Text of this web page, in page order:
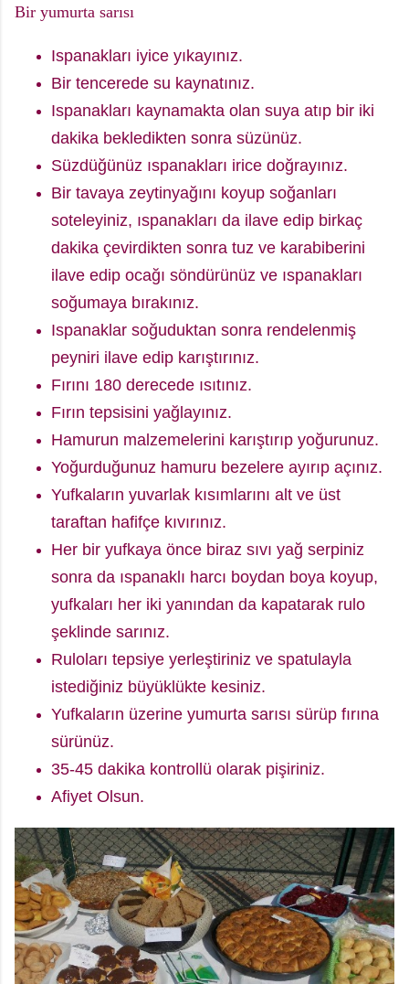
Bir yumurta sarısı
Ispanakları iyice yıkayınız.
Bir tencerede su kaynatınız.
Ispanakları kaynamakta olan suya atıp bir iki
dakika bekledikten sonra süzünüz.
Süzdüğünüz ıspanakları irice doğrayınız.
Bir tavaya zeytinyağını koyup soğanları
soteleyiniz, ıspanakları da ilave edip birkaç
dakika çevirdikten sonra tuz ve karabiberini
ilave edip ocağı söndürünüz ve ıspanakları
soğumaya bırakınız.
Ispanaklar soğuduktan sonra rendelenmiş
peyniri ilave edip karıştırınız.
Fırını 180 derecede ısıtınız.
Fırın tepsisini yağlayınız.
Hamurun malzemelerini karıştırıp yoğurunuz.
Yoğurduğunuz hamuru bezelere ayırıp açınız.
Yufkaların yuvarlak kısımlarını alt ve üst
taraftan hafifçe kıvırınız.
Her bir yufkaya önce biraz sıvı yağ serpiniz
sonra da ıspanaklı harcı boydan boya koyup,
yufkaları her iki yanından da kapatarak rulo
şeklinde sarınız.
Ruloları tepsiye yerleştiriniz ve spatulayla
istediğiniz büyüklükte kesiniz.
Yufkaların üzerine yumurta sarısı sürüp fırına
sürünüz.
35-45 dakika kontrollü olarak pişiriniz.
Afiyet Olsun.